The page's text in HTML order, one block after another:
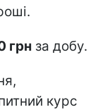
грн за добу.
курс